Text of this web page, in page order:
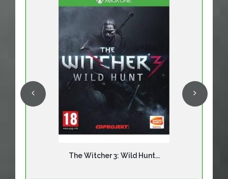
The Witcher 3: Wild Hunt...